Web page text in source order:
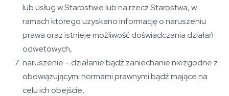
lub usług w Starostwie lub na rzecz Starostwa, w
ramach którego uzyskano informację o naruszeniu
prawa oraz istnieje możliwość doświadczania działań
odwetowych,
naruszenie – działanie bądź zaniechanie niezgodne z
obowiązującymi normami prawnymi bądź mające na
celu ich obejście,